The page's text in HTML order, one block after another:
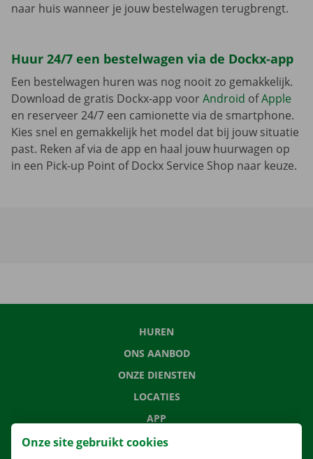
naar huis wanneer je jouw bestelwagen terugbrengt.
Huur 24/7 een bestelwagen via de Dockx-app
Een bestelwagen huren was nog nooit zo gemakkelijk.
Download de gratis Dockx-app voorAndroid ofApple
en reserveer 24/7 een camionette via de smartphone.
Kies snel en gemakkelijk het model dat bij jouw situatie
past. Reken af via de app en haal jouw huurwagen op
in een Pick-up Point of Dockx Service Shop naar keuze.
HUREN
ONS AANBOD
ONZE DIENSTEN
LOCATIES
APP
VERHUISOPLOSSINGEN
Onze site gebruikt cookies